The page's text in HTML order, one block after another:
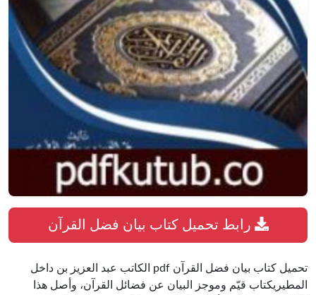
تحميل كتاب بيان فضل القرآن pdf الكاتب عبد العزيز بن داخل
المطيريكتاب قيّم وموجز البيان عن فضائل القرآن، وأصل هذا